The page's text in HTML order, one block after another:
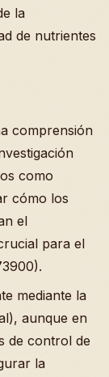
la
de nutrientes
comprensión
como
cómo los
el
para el
mediante la
aunque en
de control de
la